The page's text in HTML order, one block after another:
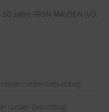
Jahre IRON MAIDEN (VÖ:
einen runden Geburtstag!
runden Geburtstag!